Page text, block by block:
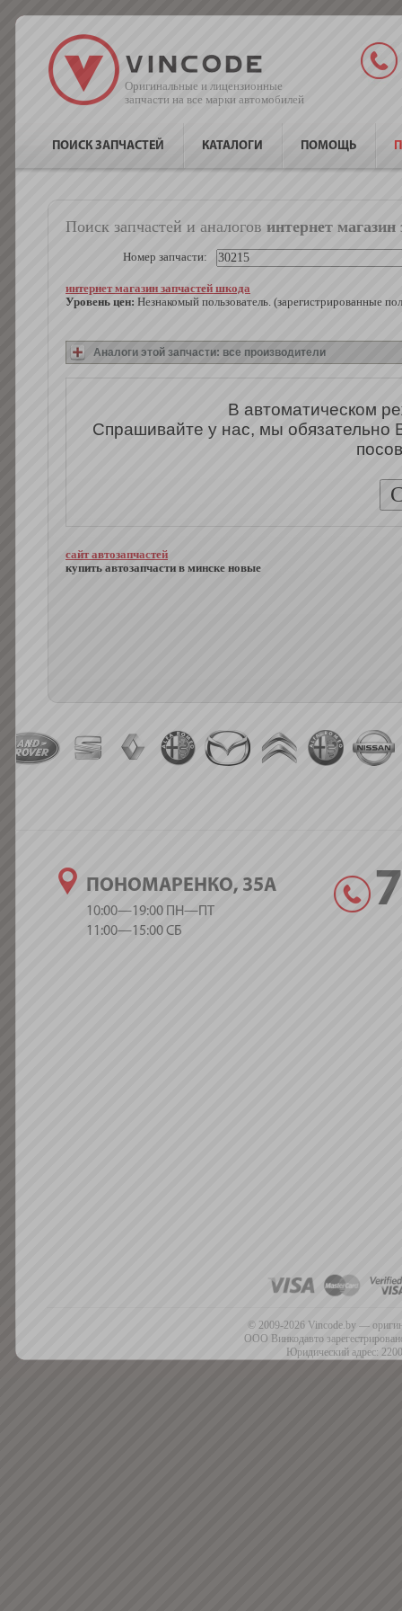
Оригинальные и лицензионные
запчасти на все марки автомобилей
ПОИСК ЗАПЧАСТЕЙ КАТАЛОГИ ПОМОЩЬ
Поиск запчастей и аналогов интернет магазин
Номер запчасти:
интернет магазин запчастей шкода
Уровень цен: Незнакомый пользователь. (зарегистрированные
Аналоги этой запчасти: все производители
В автоматическом
Спрашивайте у нас, мы
сайт автозапчастей
купить автозапчасти в минске новые
ПОНОМАРЕНКО, 35А
10:00—19:00 ПН—ПТ
11:00—15:00 СБ
© 2009-2026 Vincode.by —
ООО Винкодавто
Юридический адрес: